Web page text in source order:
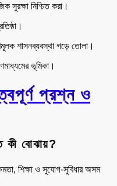
সুরক্ষা নিশ্চিত করা।
শাসনব্যবস্থা গড়ে তোলা।
ভূমিকা।
প্রশ্ন ও
কী বোঝায়?
শিক্ষা ও সুযোগ-সুবিধার অসম